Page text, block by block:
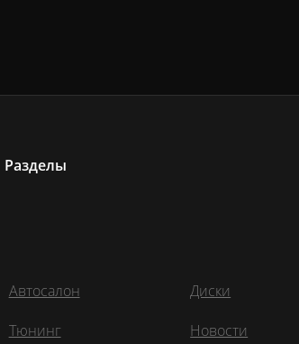
Разделы
Автосалон
Тюнинг
Диски
Новости